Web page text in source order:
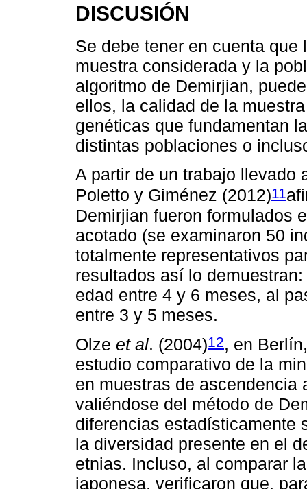
DISCUSIÓN
Se debe tener en cuenta
muestra considerada y la
algoritmo de Demirjian,
ellos, la calidad de la
genéticas que fundamentan
distintas poblaciones o
A partir de un trabajo llevado
Poletto y Giménez (2012)11
Demirjian fueron formulados
acotado (se examinaron 50
totalmente representativos
resultados así lo
edad entre 4 y 6 meses, al
entre 3 y 5 meses.
Olze et al. (2004)12, en
estudio comparativo de la
en muestras de ascendencia
valiéndose del método de
diferencias estadísticamente
la diversidad presente en el
etnias. Incluso, al comparar
japonesa, verificaron que,